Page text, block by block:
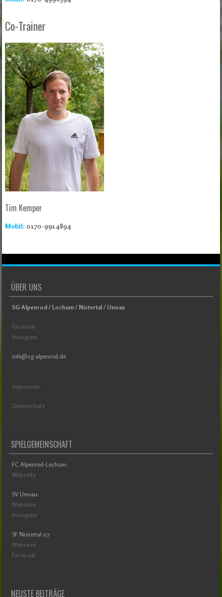
Co-Trainer
Tim Kemper
Mobil: 0170-9914894
ÜBER UNS
SG Alpenrod / Lochum / Nistertal / Unnau
Facebook
Instagram
info@sg-alpenrod.de
Impressum
Datenschutz
SPIELGEMEINSCHAFT
FC Alpenrod-Lochum:
Webseite
SV Unnau:
Webseite
Instagram
SF Nistertal 07
Webseite
Facebook
NEUSTE BEITRÄGE